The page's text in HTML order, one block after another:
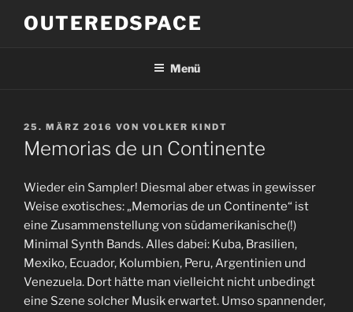
InhaltOUTEREDSPACE
Menü
VERÖFFENTLICHT
AM
25. MÄRZ 2016 VON VOLKER KINDT
Memorias de un Continente
Wieder ein Sampler! Diesmal aber etwas in gewisser
Weise exotisches: „Memorias de un Continente“ ist
eine Zusammenstellung von südamerikanische(!)
Minimal Synth Bands. Alles dabei: Kuba, Brasilien,
Mexiko, Ecuador, Kolumbien, Peru, Argentinien und
Venezuela. Dort hätte man vielleicht nicht unbedingt
eine Szene solcher Musik erwartet. Umso spannender,